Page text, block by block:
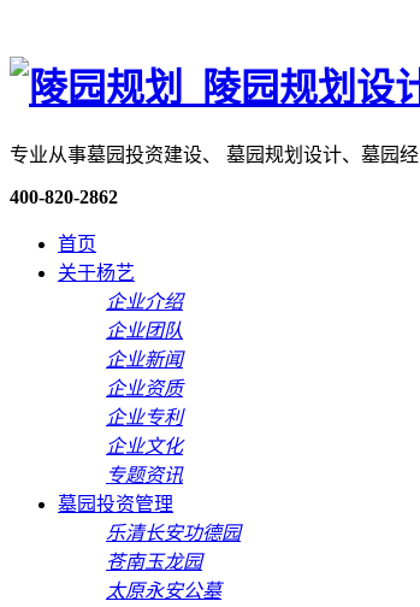
专业从事墓园投资建设、 墓园规划设计、墓园
400-820-2862
首页
关于杨艺
企业介绍
企业团队
企业新闻
企业资质
企业专利
企业文化
专题资讯
墓园投资管理
乐清长安功德园
苍南玉龙园
太原永安公墓